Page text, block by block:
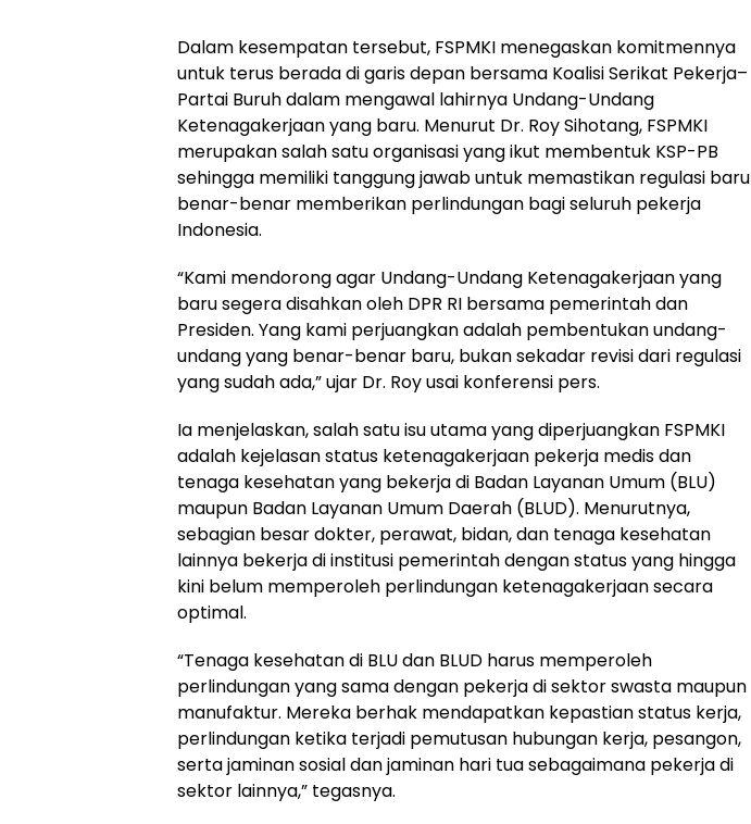
Dalam kesempatan tersebut, FSPMKI menegaskan komitmennya
untuk terus berada di garis depan bersama Koalisi Serikat Pekerja–
Partai Buruh dalam mengawal lahirnya Undang-Undang
Ketenagakerjaan yang baru. Menurut Dr. Roy Sihotang, FSPMKI
merupakan salah satu organisasi yang ikut membentuk KSP-PB
sehingga memiliki tanggung jawab untuk memastikan regulasi baru
benar-benar memberikan perlindungan bagi seluruh pekerja
Indonesia.
“Kami mendorong agar Undang-Undang Ketenagakerjaan yang
baru segera disahkan oleh DPR RI bersama pemerintah dan
Presiden. Yang kami perjuangkan adalah pembentukan undang-
undang yang benar-benar baru, bukan sekadar revisi dari regulasi
yang sudah ada,” ujar Dr. Roy usai konferensi pers.
Ia menjelaskan, salah satu isu utama yang diperjuangkan FSPMKI
adalah kejelasan status ketenagakerjaan pekerja medis dan
tenaga kesehatan yang bekerja di Badan Layanan Umum (BLU)
maupun Badan Layanan Umum Daerah (BLUD). Menurutnya,
sebagian besar dokter, perawat, bidan, dan tenaga kesehatan
lainnya bekerja di institusi pemerintah dengan status yang hingga
kini belum memperoleh perlindungan ketenagakerjaan secara
optimal.
“Tenaga kesehatan di BLU dan BLUD harus memperoleh
perlindungan yang sama dengan pekerja di sektor swasta maupun
manufaktur. Mereka berhak mendapatkan kepastian status kerja,
perlindungan ketika terjadi pemutusan hubungan kerja, pesangon,
serta jaminan sosial dan jaminan hari tua sebagaimana pekerja di
sektor lainnya,” tegasnya.